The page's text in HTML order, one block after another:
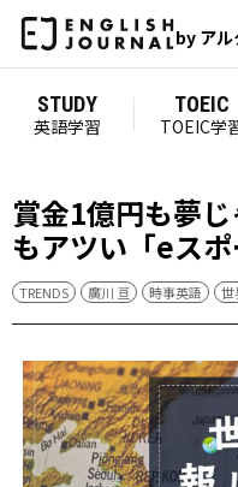
by アル
STUDY
英語学習
TOEIC
TOEIC学
賞金1億円も夢
もアツい「eス
TRENDS 廣川 亘 時事英語 世